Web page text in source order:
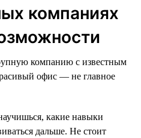
компаниях
компанию с известным
офис — не главное
какие навыки
дальше. Не стоит